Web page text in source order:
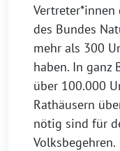
Vertreter*innen
des Bundes
mehr als 300
haben. In ganz
über 100.000
Rathäusern
nötig sind für
Volksbegehren.